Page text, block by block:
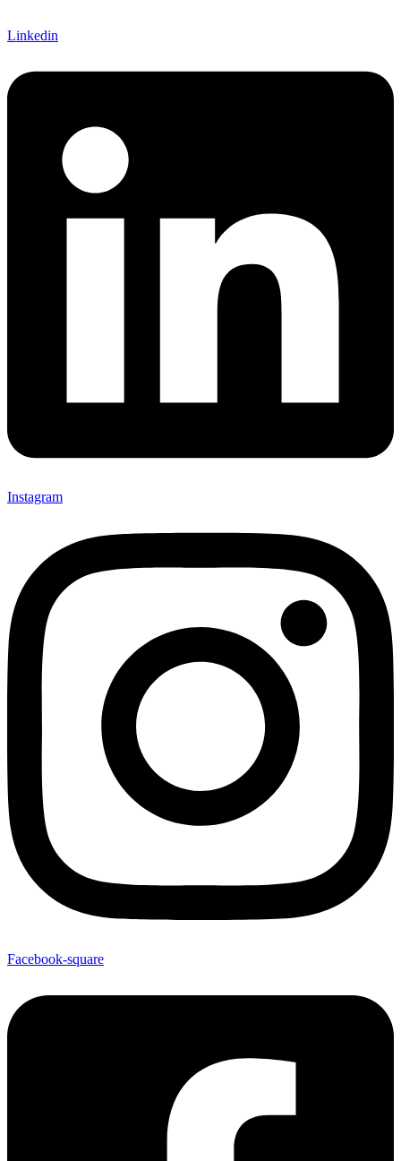
Linkedin
Instagram
Facebook-square